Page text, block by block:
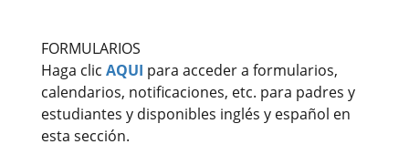
FORMULARIOS
Haga clic AQUI para acceder a formularios,
calendarios, notificaciones, etc. para padres y
estudiantes y disponibles inglés y español en
esta sección.